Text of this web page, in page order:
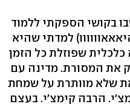
בקושי הספקתי ללמוד
למדתי שהיא
שפוזלת כל הזמן
את המסורת. מדינה עם
שלא מוותרת על שמחת
הרבה קימצ'י. בעצם